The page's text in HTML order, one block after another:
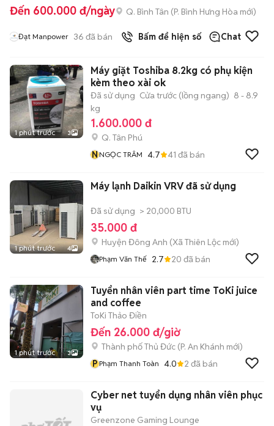
Đến 600.000 đ/ngày Q. Bình Tân (P. Bình Hưng Hòa mới)
Đạt Manpower 36 đã bán Bấm để hiện số Chat
1 phút trước 3
Máy giặt Toshiba 8.2kg có phụ kiện
kèm theo xài ok
Đã sử dụng Cửa trước (lồng ngang) 8 - 8.9
kg
1.600.000 đ
Q. Tân Phú
NNGỌC TRÂM 4.7 41 đã bán
1 phút trước 4
Máy lạnh Daikin VRV đã sử dụng
Đã sử dụng > 20,000 BTU
35.000 đ
Huyện Đông Anh (Xã Thiên Lộc mới)
Phạm Văn Thế 2.7 20 đã bán
1 phút trước 3
Tuyển nhân viên part time ToKi juice
and coffee
ToKi Thảo Điền
Đến 26.000 đ/giờ
Thành phố Thủ Đức (P. An Khánh mới)
P Phạm Thanh Toàn 4.0 2 đã bán
Cyber net tuyển dụng nhân viên phục
vụ
Greenzone Gaming Lounge